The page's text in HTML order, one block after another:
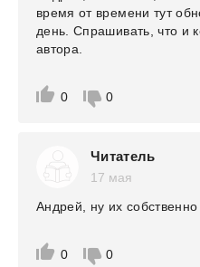
0 0
время от времени тут
день. Спрашивать, что и
автора.
Читатель
17 мая
0 0
Андрей, ну их собственно